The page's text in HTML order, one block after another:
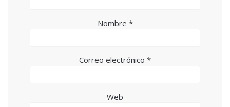
Nombre *
Correo electrónico *
Web